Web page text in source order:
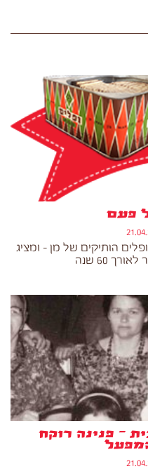
פעם
הותיקים של מן - ומציג
60 שנה
– פנינה רוקח